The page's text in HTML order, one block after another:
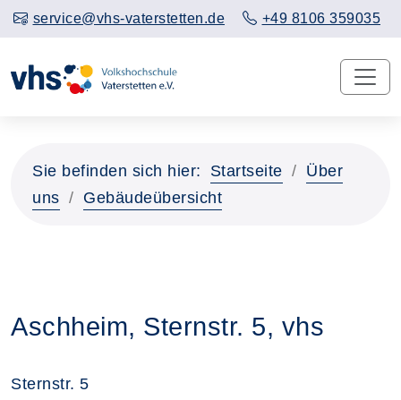
service@vhs-vaterstetten.de +49 8106 359035
Sie befinden sich hier: Startseite
Über
uns
Gebäudeübersicht
Aschheim, Sternstr. 5, vhs
Sternstr. 5